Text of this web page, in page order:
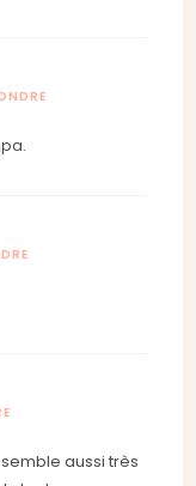
aussi très